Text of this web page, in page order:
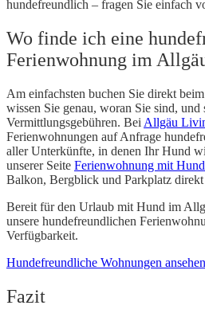
hundefreundlich – fragen Sie einfach
Wo finde ich eine
Ferienwohnung im
Am einfachsten buchen Sie direkt
wissen Sie genau, woran Sie sind, und
Vermittlungsgebühren. Bei Allgäu
Ferienwohnungen auf Anfrage
aller Unterkünfte, in denen Ihr Hund
unserer Seite Ferienwohnung mit
Balkon, Bergblick und Parkplatz direkt
Bereit für den Urlaub mit Hund im
unsere hundefreundlichen
Verfügbarkeit.
Hundefreundliche Wohnungen ansehen
Fazit